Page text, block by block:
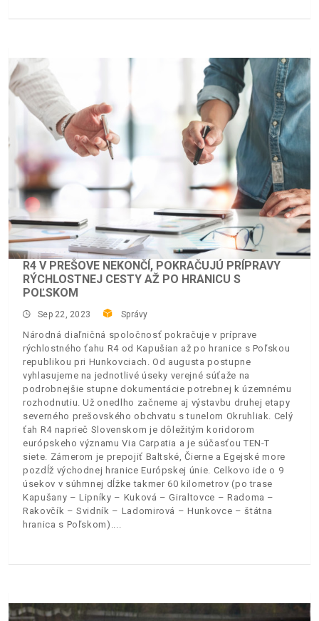
R4 V PREŠOVE NEKONČÍ, POKRAČUJÚ PRÍPRAVY
RÝCHLOSTNEJ CESTY AŽ PO HRANICU S
POĽSKOM
Sep 22, 2023 Správy
Národná diaľničná spoločnosť pokračuje v príprave
rýchlostného ťahu R4 od Kapušian až po hranice s Poľskou
republikou pri Hunkovciach. Od augusta postupne
vyhlasujeme na jednotlivé úseky verejné súťaže na
podrobnejšie stupne dokumentácie potrebnej k územnému
rozhodnutiu. Už onedlho začneme aj výstavbu druhej etapy
severného prešovského obchvatu s tunelom Okruhliak. Celý
ťah R4 naprieč Slovenskom je dôležitým koridorom
európskeho významu Via Carpatia a je súčasťou TEN-T
siete. Zámerom je prepojiť Baltské, Čierne a Egejské more
pozdĺž východnej hranice Európskej únie. Celkovo ide o 9
úsekov v súhrnnej dĺžke takmer 60 kilometrov (po trase
Kapušany – Lipníky – Kuková – Giraltovce – Radoma –
Rakovčík – Svidník – Ladomirová – Hunkovce – štátna
hranica s Poľskom).